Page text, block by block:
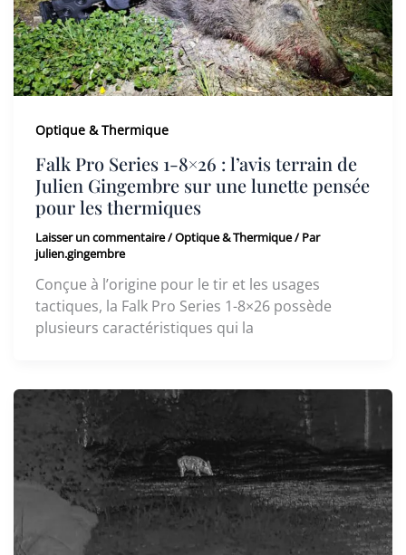
Optique & Thermique
Falk Pro Series 1-8×26 : l’avis terrain de
Julien Gingembre sur une lunette pensée
pour les thermiques
Laisser un commentaire/Optique & Thermique/ Par
julien.gingembre
Conçue à l’origine pour le tir et les usages
tactiques, la Falk Pro Series 1-8×26 possède
plusieurs caractéristiques qui la